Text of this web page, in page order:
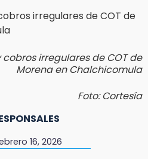
irregulares de COT de
Morena en Chalchicomula
Foto: Cortesía
16, 2026